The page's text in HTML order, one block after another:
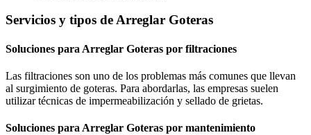
Servicios y tipos de Arreglar Goteras
Soluciones para Arreglar Goteras por filtraciones
Las filtraciones son uno de los problemas más comunes que llevan
al surgimiento de goteras. Para abordarlas, las empresas suelen
utilizar técnicas de impermeabilización y sellado de grietas.
Soluciones para Arreglar Goteras por mantenimiento